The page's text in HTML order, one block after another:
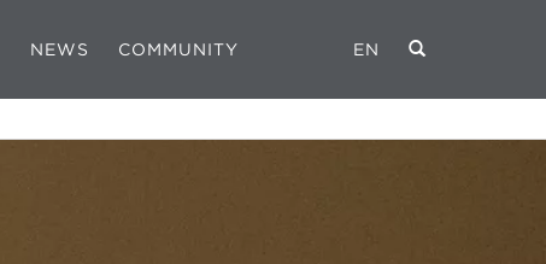
NEWS COMMUNITY EN